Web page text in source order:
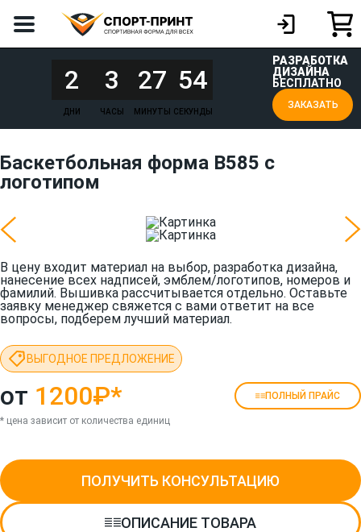
2
ДНИ
3
ЧАСЫ
27
МИНУТЫ
54
СЕКУНДЫ
РАЗРАБОТКА
ДИЗАЙНА
БЕСПЛАТНО
ЗАКАЗАТЬ
Баскетбольная форма B585 с
логотипом
В цену входит материал на выбор, разработка дизайна,
нанесение всех надписей, эмблем/логотипов, номеров и
фамилий. Вышивка рассчитывается отдельно. Оставьте
заявку менеджер свяжется с вами ответит на все
вопросы, подберем лучший материал.
ВЫГОДНОЕ ПРЕДЛОЖЕНИЕ
от 1200₽* ПОЛНЫЙ ПРАЙС
* цена зависит от количества единиц
ПОЛУЧИТЬ КОНСУЛЬТАЦИЮ
ОПИСАНИЕ ТОВАРА